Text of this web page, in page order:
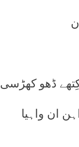
ڈھو کھڑسی
ان واہیا